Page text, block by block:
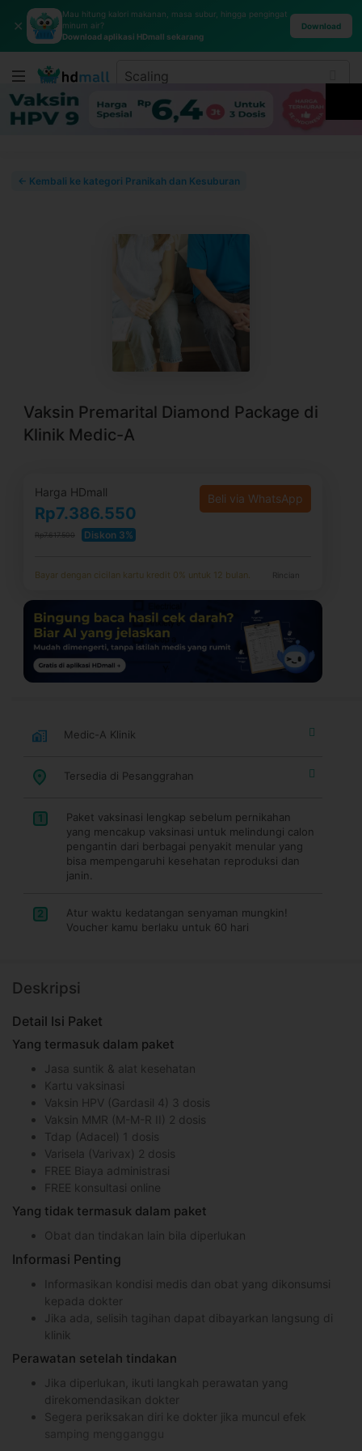
✕
Mau hitung kalori makanan, masa subur, hingga pengingat
minum air?
Download aplikasi HDmall sekarang
Download
← Kembali ke kategori Pranikah dan Kesuburan
Vaksin Premarital Diamond Package di
Klinik Medic-A
Harga HDmall
Rp7.386.550
Rp7.617.500 Diskon 3%
Beli via WhatsApp
Bayar dengan cicilan kartu kredit 0% untuk 12 bulan. Rincian
Medic-A Klinik
Tersedia di Pesanggrahan
1
Paket vaksinasi lengkap sebelum pernikahan
yang mencakup vaksinasi untuk melindungi calon
pengantin dari berbagai penyakit menular yang
bisa mempengaruhi kesehatan reproduksi dan
janin.
2
Atur waktu kedatangan senyaman mungkin!
Voucher kamu berlaku untuk 60 hari
Deskripsi
Detail Isi Paket
Yang termasuk dalam paket
Jasa suntik & alat kesehatan
Kartu vaksinasi
Vaksin HPV (Gardasil 4) 3 dosis
Vaksin MMR (M-M-R II) 2 dosis
Tdap (Adacel) 1 dosis
Varisela (Varivax) 2 dosis
FREE Biaya administrasi
FREE konsultasi online
Yang tidak termasuk dalam paket
Obat dan tindakan lain bila diperlukan
Informasi Penting
Informasikan kondisi medis dan obat yang dikonsumsi
kepada dokter
Jika ada, selisih tagihan dapat dibayarkan langsung di
klinik
Perawatan setelah tindakan
Jika diperlukan, ikuti langkah perawatan yang
direkomendasikan dokter
Segera periksakan diri ke dokter jika muncul efek